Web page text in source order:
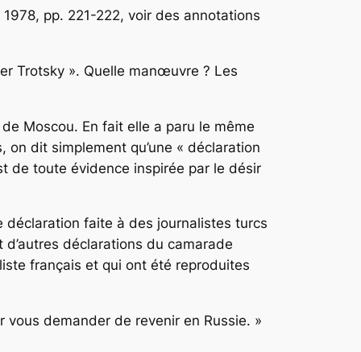
pp. 221-222, voir des annotations
Trotsky ». Quelle manœuvre ? Les
Moscou. En fait elle a paru le même
on dit simplement qu’une « déclaration
de toute évidence inspirée par le désir
déclaration faite à des journalistes turcs
déclarations du camarade
français et qui ont été reproduites
demander de revenir en Russie. »